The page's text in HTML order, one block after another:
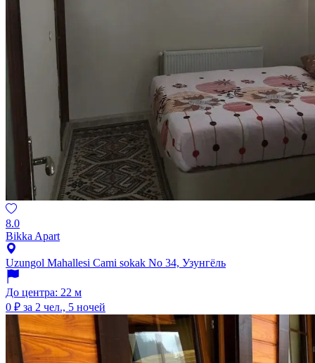
8.0
Bikka Apart
Uzungol Mahallesi Cami sokak No 34, Узунгёль
До центра: 22 м
0 ₽ за 2 чел., 5 ночей